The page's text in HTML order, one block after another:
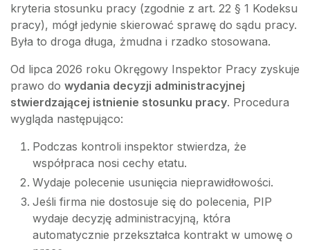
kryteria stosunku pracy (zgodnie z art. 22 § 1 Kodeksu
pracy), mógł jedynie skierować sprawę do sądu pracy.
Była to droga długa, żmudna i rzadko stosowana.
Od lipca 2026 roku Okręgowy Inspektor Pracy zyskuje
prawo do wydania decyzji administracyjnej
stwierdzającej istnienie stosunku pracy. Procedura
wygląda następująco:
Podczas kontroli inspektor stwierdza, że
współpraca nosi cechy etatu.
Wydaje polecenie usunięcia nieprawidłowości.
Jeśli firma nie dostosuje się do polecenia, PIP
wydaje decyzję administracyjną, która
automatycznie przekształca kontrakt w umowę o